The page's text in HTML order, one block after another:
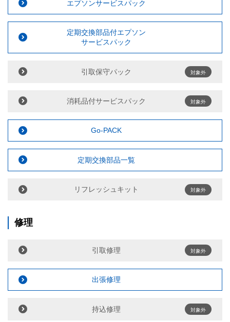
エプソンサービスパック
定期交換部品付エプソン
サービスパック
引取保守パック 対象外
消耗品付サービスパック 対象外
Go-PACK
定期交換部品一覧
リフレッシュキット 対象外
修理
引取修理 対象外
出張修理
持込修理 対象外